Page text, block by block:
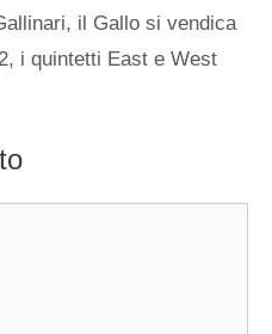
il Gallo si vendica
i quintetti East e West